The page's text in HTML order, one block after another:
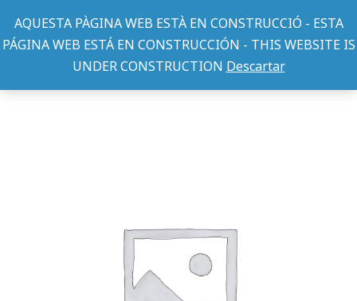
AQUESTA PÀGINA WEB ESTÀ EN CONSTRUCCIÓ - ESTA
PÁGINA WEB ESTÁ EN CONSTRUCCIÓN - THIS WEBSITE IS
UNDER CONSTRUCTION Descartar